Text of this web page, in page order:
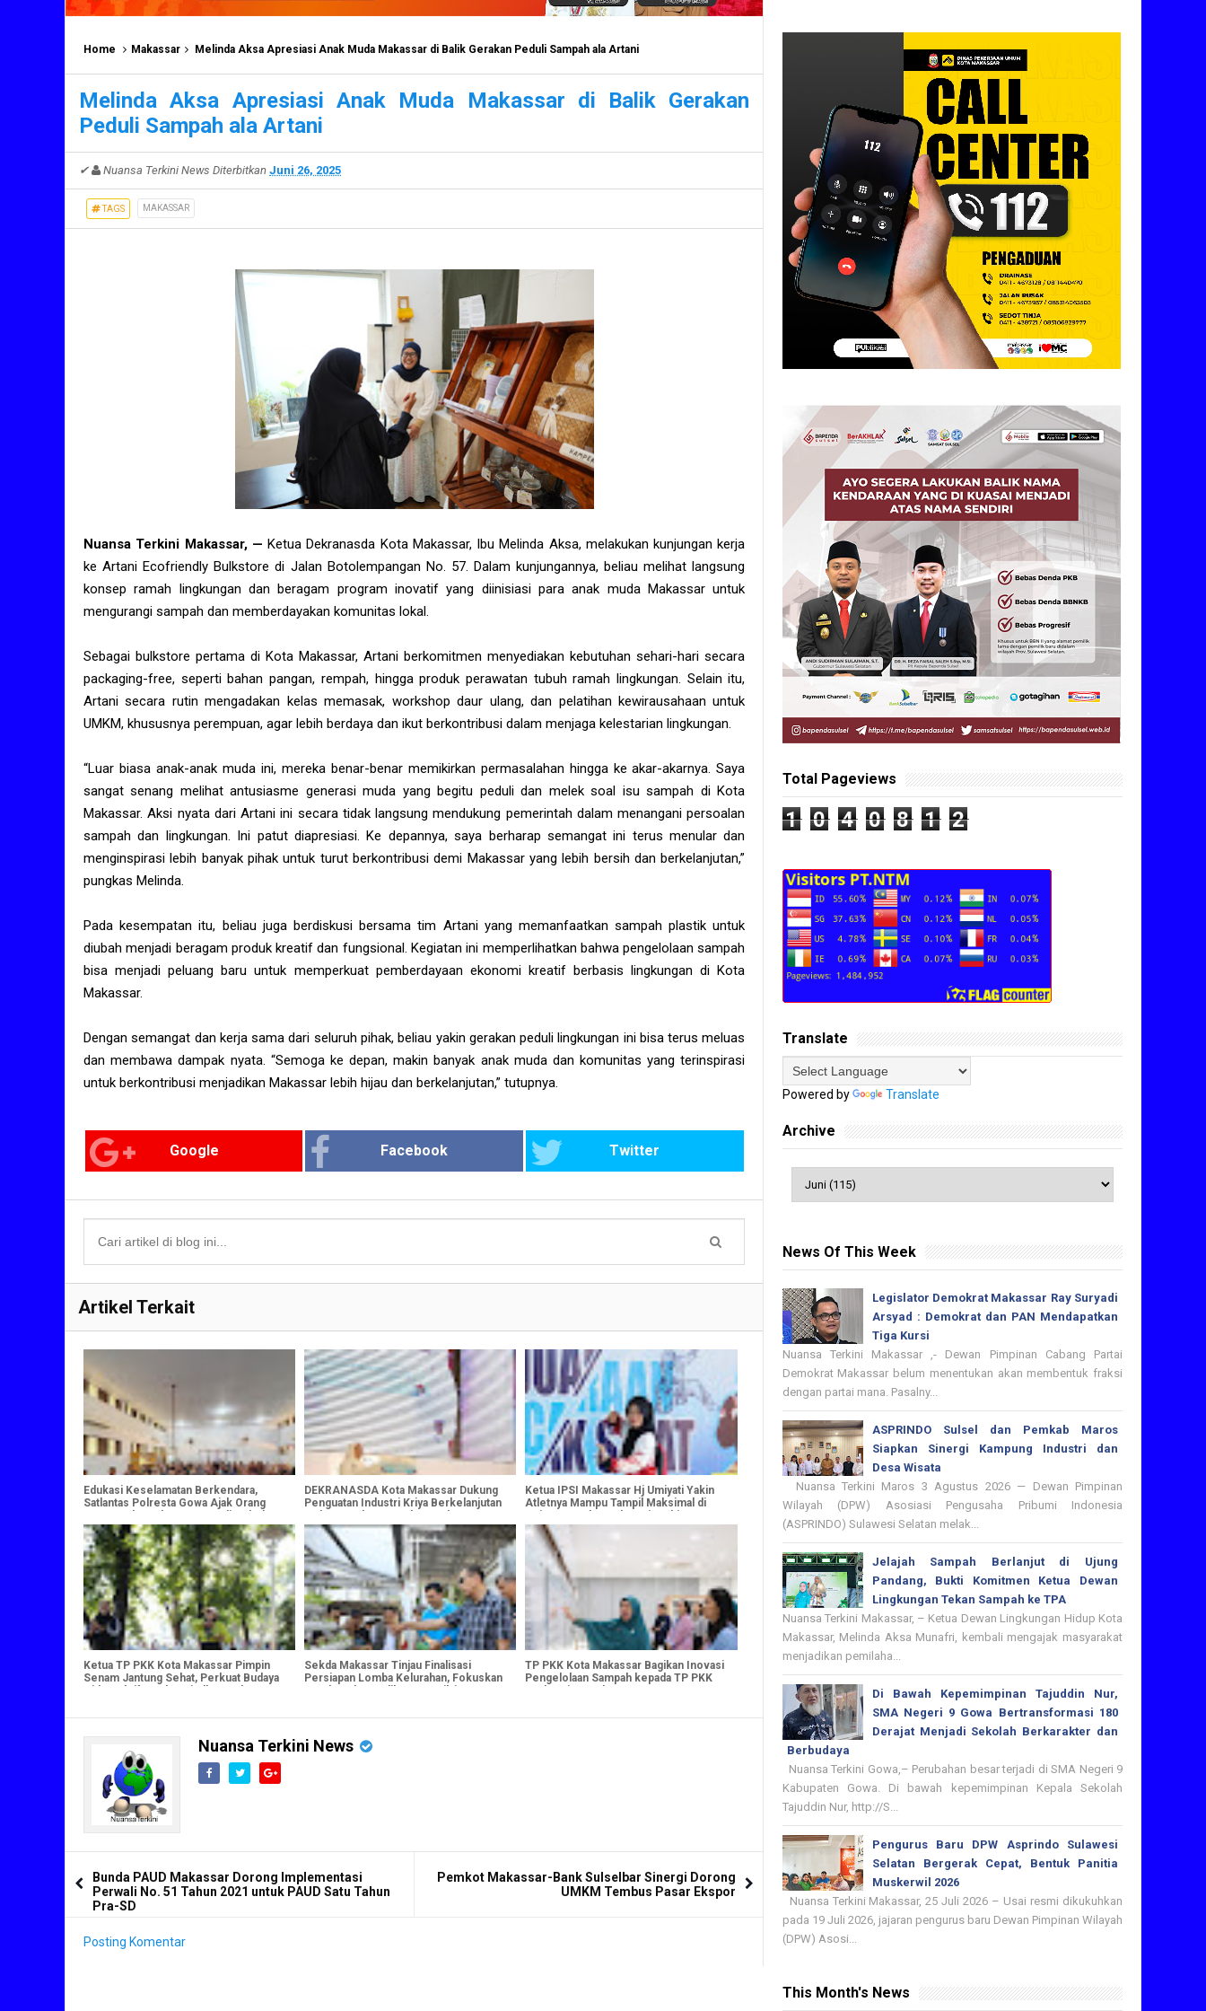
Home Makassar Melinda Aksa Apresiasi Anak Muda Makassar di Balik Gerakan Peduli Sampah ala Artani
Melinda Aksa Apresiasi Anak Muda Makassar di Balik Gerakan
Peduli Sampah ala Artani
✔ Nuansa Terkini News Diterbitkan Juni 26, 2025
TAGS MAKASSAR
Nuansa Terkini Makassar, — Ketua Dekranasda Kota Makassar, Ibu Melinda Aksa, melakukan kunjungan kerja
ke Artani Ecofriendly Bulkstore di Jalan Botolempangan No. 57. Dalam kunjungannya, beliau melihat langsung
konsep ramah lingkungan dan beragam program inovatif yang diinisiasi para anak muda Makassar untuk
mengurangi sampah dan memberdayakan komunitas lokal.
Sebagai bulkstore pertama di Kota Makassar, Artani berkomitmen menyediakan kebutuhan sehari-hari secara
packaging-free, seperti bahan pangan, rempah, hingga produk perawatan tubuh ramah lingkungan. Selain itu,
Artani secara rutin mengadakan kelas memasak, workshop daur ulang, dan pelatihan kewirausahaan untuk
UMKM, khususnya perempuan, agar lebih berdaya dan ikut berkontribusi dalam menjaga kelestarian lingkungan.
“Luar biasa anak-anak muda ini, mereka benar-benar memikirkan permasalahan hingga ke akar-akarnya. Saya
sangat senang melihat antusiasme generasi muda yang begitu peduli dan melek soal isu sampah di Kota
Makassar. Aksi nyata dari Artani ini secara tidak langsung mendukung pemerintah dalam menangani persoalan
sampah dan lingkungan. Ini patut diapresiasi. Ke depannya, saya berharap semangat ini terus menular dan
menginspirasi lebih banyak pihak untuk turut berkontribusi demi Makassar yang lebih bersih dan berkelanjutan,”
pungkas Melinda.
Pada kesempatan itu, beliau juga berdiskusi bersama tim Artani yang memanfaatkan sampah plastik untuk
diubah menjadi beragam produk kreatif dan fungsional. Kegiatan ini memperlihatkan bahwa pengelolaan sampah
bisa menjadi peluang baru untuk memperkuat pemberdayaan ekonomi kreatif berbasis lingkungan di Kota
Makassar.
Dengan semangat dan kerja sama dari seluruh pihak, beliau yakin gerakan peduli lingkungan ini bisa terus meluas
dan membawa dampak nyata. “Semoga ke depan, makin banyak anak muda dan komunitas yang terinspirasi
untuk berkontribusi menjadikan Makassar lebih hijau dan berkelanjutan,” tutupnya.
Google Facebook Twitter
Artikel Terkait
Edukasi Keselamatan Berkendara,
Satlantas Polresta Gowa Ajak Orang
Cukup Umur
DEKRANASDA Kota Makassar Dukung
Penguatan Industri Kriya Berkelanjutan
Ketua IPSI Makassar Hj Umiyati Yakin
Atletnya Mampu Tampil Maksimal di
Ketua TP PKK Kota Makassar Pimpin
Senam Jantung Sehat, Perkuat Budaya
Sekda Makassar Tinjau Finalisasi
Persiapan Lomba Kelurahan, Fokuskan
TP PKK Kota Makassar Bagikan Inovasi
Pengelolaan Sampah kepada TP PKK
Nuansa Terkini News
Bunda PAUD Makassar Dorong Implementasi
Perwali No. 51 Tahun 2021 untuk PAUD Satu Tahun
Pra-SD
Pemkot Makassar-Bank Sulselbar Sinergi Dorong
UMKM Tembus Pasar Ekspor
Posting Komentar
Total Pageviews
1 0 4 0 8 1 2
Translate
Powered by Translate
Archive
News Of This Week
Legislator Demokrat Makassar Ray Suryadi
Arsyad : Demokrat dan PAN Mendapatkan
Tiga Kursi
Nuansa Terkini Makassar ,- Dewan Pimpinan Cabang Partai
Demokrat Makassar belum menentukan akan membentuk fraksi
dengan partai mana. Pasalny...
ASPRINDO Sulsel dan Pemkab Maros
Siapkan Sinergi Kampung Industri dan
Desa Wisata
Nuansa Terkini Maros 3 Agustus 2026 — Dewan Pimpinan
Wilayah (DPW) Asosiasi Pengusaha Pribumi Indonesia
(ASPRINDO) Sulawesi Selatan melak...
Jelajah Sampah Berlanjut di Ujung
Pandang, Bukti Komitmen Ketua Dewan
Lingkungan Tekan Sampah ke TPA
Nuansa Terkini Makassar, – Ketua Dewan Lingkungan Hidup Kota
Makassar, Melinda Aksa Munafri, kembali mengajak masyarakat
menjadikan pemilaha...
Di Bawah Kepemimpinan Tajuddin Nur,
SMA Negeri 9 Gowa Bertransformasi 180
Derajat Menjadi Sekolah Berkarakter dan
Berbudaya
Nuansa Terkini Gowa,– Perubahan besar terjadi di SMA Negeri 9
Kabupaten Gowa. Di bawah kepemimpinan Kepala Sekolah
Tajuddin Nur, http://S...
Pengurus Baru DPW Asprindo Sulawesi
Selatan Bergerak Cepat, Bentuk Panitia
Muskerwil 2026
Nuansa Terkini Makassar, 25 Juli 2026 – Usai resmi dikukuhkan
pada 19 Juli 2026, jajaran pengurus baru Dewan Pimpinan Wilayah
(DPW) Asosi...
This Month's News